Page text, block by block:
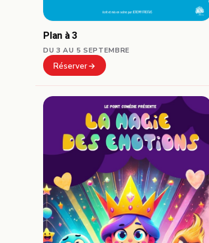
Plan à 3
DU 3 AU 5 SEPTEMBRE
Réserver